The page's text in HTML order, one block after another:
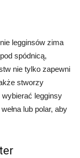
legginsów zima
spódnicą,
nie tylko zapewni
stworzy
legginsy
lub polar, aby